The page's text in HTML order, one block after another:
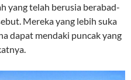
yang telah berusia berabad-
Mereka yang lebih suka
dapat mendaki puncak yang